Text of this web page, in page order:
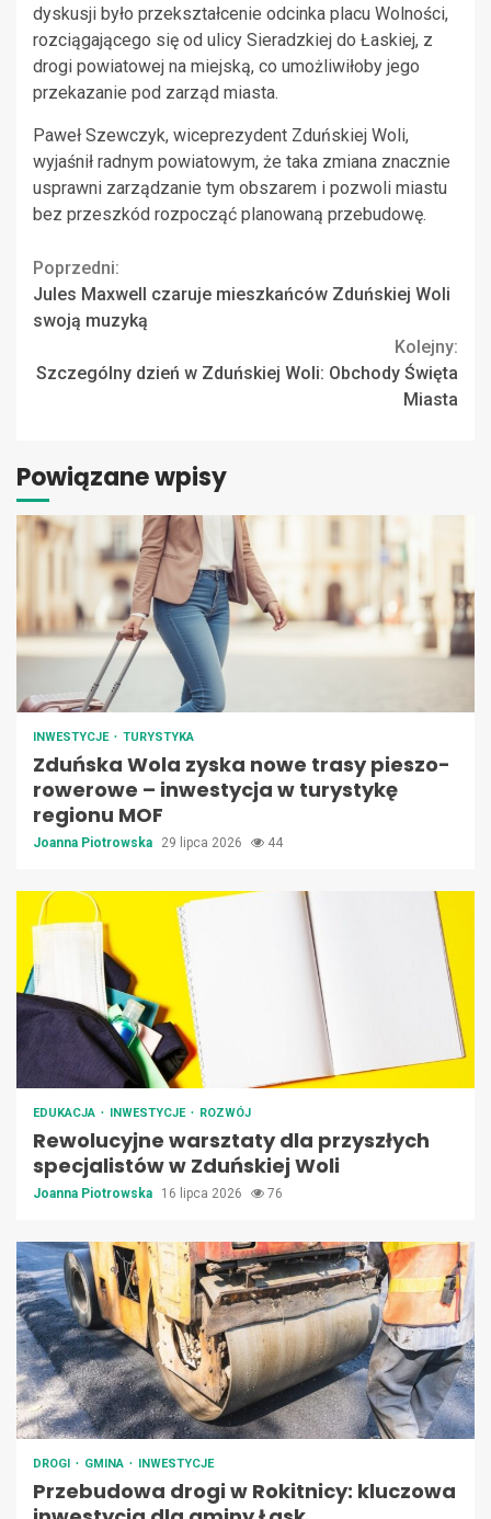
dyskusji było przekształcenie odcinka placu Wolności,
rozciągającego się od ulicy Sieradzkiej do Łaskiej, z
drogi powiatowej na miejską, co umożliwiłoby jego
przekazanie pod zarząd miasta.
Paweł Szewczyk, wiceprezydent Zduńskiej Woli,
wyjaśnił radnym powiatowym, że taka zmiana znacznie
usprawni zarządzanie tym obszarem i pozwoli miastu
bez przeszkód rozpocząć planowaną przebudowę.
Continue
Reading
Poprzedni:
Jules Maxwell czaruje mieszkańców Zduńskiej Woli
swoją muzyką
Kolejny:
Szczególny dzień w Zduńskiej Woli: Obchody Święta
Miasta
Powiązane wpisy
INWESTYCJE TURYSTYKA
Zduńska Wola zyska nowe trasy pieszo-
rowerowe – inwestycja w turystykę
regionu MOF
Joanna Piotrowska 29 lipca 2026 44
EDUKACJA INWESTYCJE ROZWÓJ
Rewolucyjne warsztaty dla przyszłych
specjalistów w Zduńskiej Woli
Joanna Piotrowska 16 lipca 2026 76
DROGI GMINA INWESTYCJE
Przebudowa drogi w Rokitnicy: kluczowa